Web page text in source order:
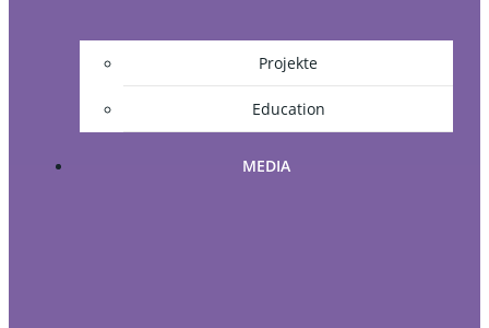
Projekte
Education
MEDIA